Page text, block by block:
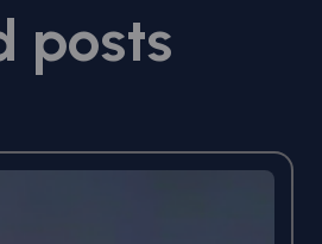
posts